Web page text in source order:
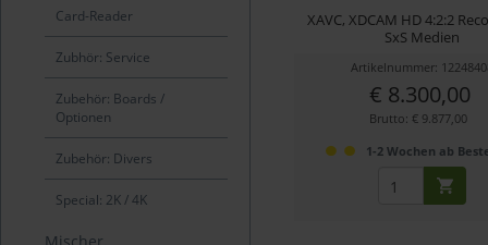
Card-Reader
Zubhör: Service
Zubehör: Boards /
Optionen
Zubehör: Divers
Special: 2K / 4K
Mischer,
XAVC, XDCAM HD 4:2:2
SxS Medien
Artikelnummer:
€ 8.300,00
Brutto: € 9.877,00
1-2 Wochen ab